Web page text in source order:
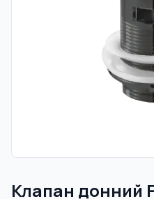
Клапан донний